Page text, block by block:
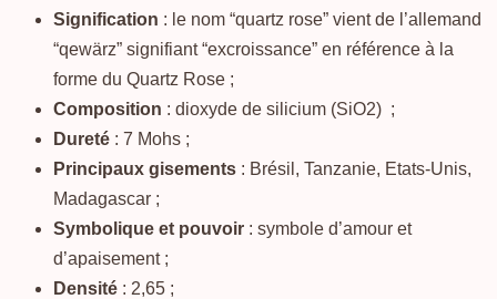
Signification : le nom “quartz rose” vient de l’allemand
“qewärz” signifiant “excroissance” en référence à la
forme du Quartz Rose ;
Composition : dioxyde de silicium (SiO2) ;
Dureté : 7 Mohs ;
Principaux gisements : Brésil, Tanzanie, Etats-Unis,
Madagascar ;
Symbolique et pouvoir : symbole d’amour et
d’apaisement ;
Densité : 2,65 ;